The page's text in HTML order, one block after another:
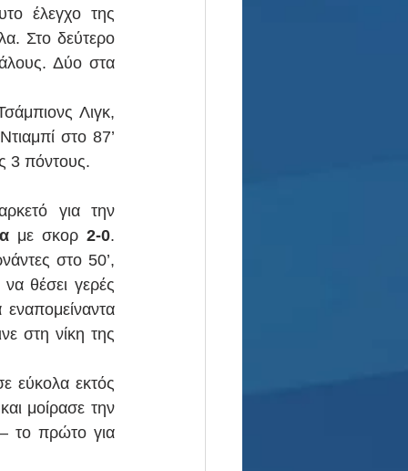
έλεγχο της
Στο δεύτερο
Δύο στα
Λιγκ,
στο 87’
3 πόντους.
με σκορ 2-0.
στο 50’,
θέσει γερές
στη νίκη της
εύκολα εκτός
μοίρασε την
το πρώτο για